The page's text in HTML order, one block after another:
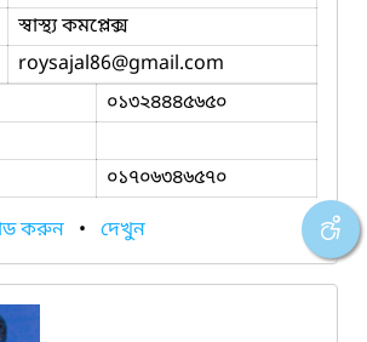
স্বাস্থ্য কমপ্লেক্স
roysajal86@gmail.com
০১৩২৪৪৪৫৬৫০
০১৭০৬৩৪৬৫৭০
করুন • দেখুন